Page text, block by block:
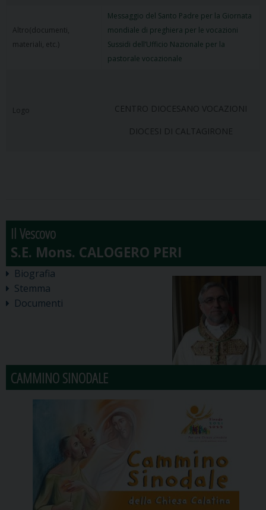
Altro(documenti,
materiali, etc.)
Messaggio del Santo Padre per la Giornata
mondiale di preghiera per le vocazioni
Sussidi dell’Ufficio Nazionale per la
pastorale vocazionale
Logo
CENTRO DIOCESANO VOCAZIONI
DIOCESI DI CALTAGIRONE
Il Vescovo
Biografia
Stemma
Documenti
CAMMINO SINODALE